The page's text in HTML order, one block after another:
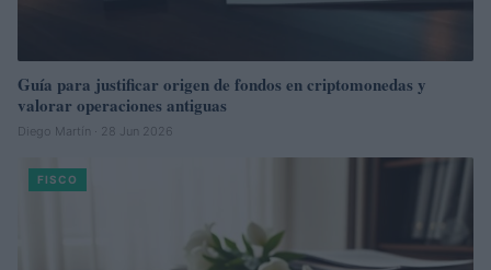
Guía para justificar origen de fondos en criptomonedas y
valorar operaciones antiguas
Diego Martín · 28 Jun 2026
FISCO